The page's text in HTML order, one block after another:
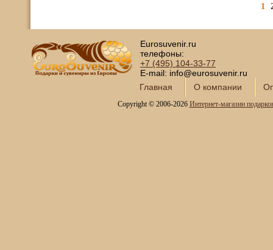
1
Eurosuvenir.ru
телефоны:
+7 (495) 104-33-77
E-mail: info@eurosuvenir.ru
Главная
О компании
Copyright © 2006-2026 Интернет-магазин